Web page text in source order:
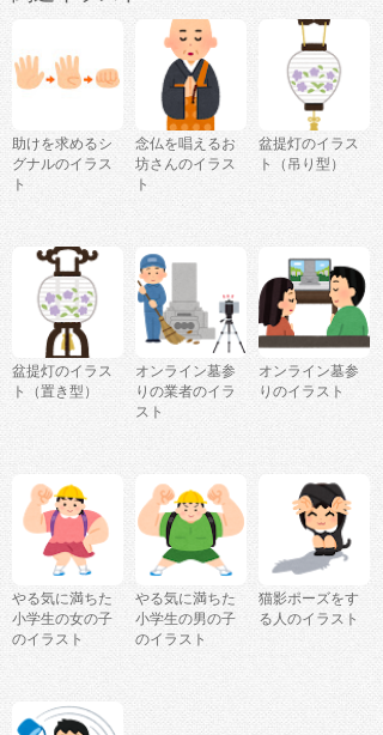
助けを求めるシ
グナルのイラス
ト
念仏を唱えるお
坊さんのイラス
ト
盆提灯のイラス
ト（吊り型）
盆提灯のイラス
ト（置き型）
オンライン墓参
りの業者のイラ
スト
オンライン墓参
りのイラスト
やる気に満ちた
小学生の女の子
のイラスト
やる気に満ちた
小学生の男の子
のイラスト
猫影ポーズをす
る人のイラスト